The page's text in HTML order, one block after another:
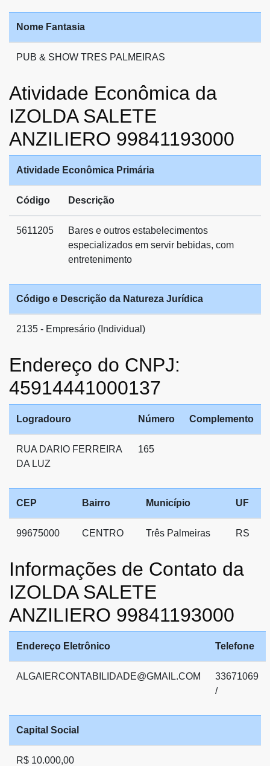
Nome Fantasia
PUB & SHOW TRES PALMEIRAS
Atividade Econômica da
IZOLDA SALETE
ANZILIERO 99841193000
Atividade Econômica Primária
Código Descrição
5611205
Bares e outros estabelecimentos
especializados em servir bebidas, com
entretenimento
Código e Descrição da Natureza Jurídica
2135 - Empresário (Individual)
Endereço do CNPJ:
45914441000137
Logradouro Número Complemento
RUA DARIO FERREIRA
DA LUZ
165
CEP Bairro Município UF
99675000 CENTRO Três Palmeiras RS
Informações de Contato da
IZOLDA SALETE
ANZILIERO 99841193000
Endereço Eletrônico Telefone
ALGAIERCONTABILIDADE@GMAIL.COM
33671069
/
Capital Social
R$ 10.000,00